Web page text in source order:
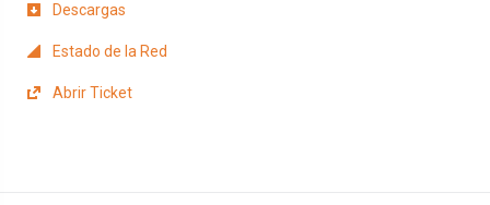
Descargas
Estado de la Red
Abrir Ticket